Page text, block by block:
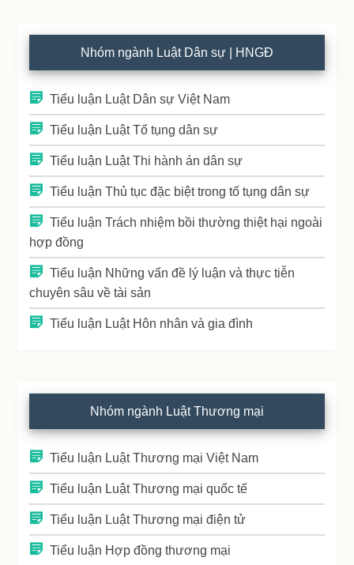
Nhóm ngành Luật Dân sự | HNGĐ
Tiểu luận Luật Dân sự Việt Nam
Tiểu luận Luật Tố tụng dân sự
Tiểu luận Luật Thi hành án dân sự
Tiểu luận Thủ tục đặc biệt trong tố tụng dân sự
Tiểu luận Trách nhiệm bồi thường thiệt hại ngoài
hợp đồng
Tiểu luận Những vấn đề lý luận và thực tiễn
chuyên sâu về tài sản
Tiểu luận Luật Hôn nhân và gia đình
Nhóm ngành Luật Thương mại
Tiểu luận Luật Thương mại Việt Nam
Tiểu luận Luật Thương mại quốc tế
Tiểu luận Luật Thương mại điện tử
Tiểu luận Hợp đồng thương mại